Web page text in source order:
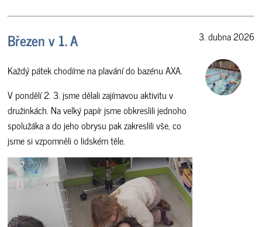
Březen v 1. A
Každý pátek chodíme na plavání do bazénu AXA.
V pondělí 2. 3. jsme dělali zajímavou aktivitu v
družinkách. Na velký papír jsme obkreslili jednoho
spolužáka a do jeho obrysu pak zakreslili vše, co
jsme si vzpomněli o lidském těle.
3. dubna 2026